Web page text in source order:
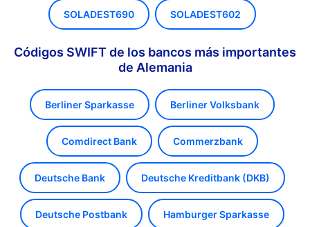
SOLADEST690 SOLADEST602
Códigos SWIFT de los bancos más importantes
de Alemania
Berliner Sparkasse Berliner Volksbank
Comdirect Bank Commerzbank
Deutsche Bank Deutsche Kreditbank (DKB)
Deutsche Postbank Hamburger Sparkasse